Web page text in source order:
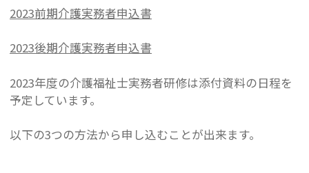
2023前期介護実務者申込書
2023後期介護実務者申込書
2023年度の介護福祉士実務者研修は添付資料の日程を
予定しています。
以下の3つの方法から申し込むことが出来ます。